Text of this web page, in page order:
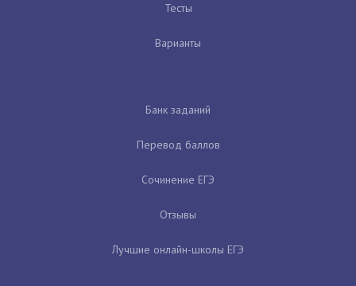
Тесты
Варианты
Банк заданий
Перевод баллов
Сочинение ЕГЭ
Отзывы
Лучшие онлайн-школы ЕГЭ